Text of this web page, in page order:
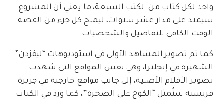
واحد لكل كتاب من الكتب السبعة، ما يعني أن المشروع
سيمتد على مدار عشر سنوات، ليمنح كل جزء من القصة
الوقت الكافي للتفاصيل والشخصيات.
كما تم تصوير المشاهد الأولى في استوديوهات “ليفزدن”
الشهيرة في إنجلترا، وهي نفس المواقع التي شهدت
تصوير الأفلام الأصلية، إلى جانب مواقع خارجية في جزيرة
فرنسية ستُمثل “الكوخ على الصخرة”، كما ورد في الكتاب